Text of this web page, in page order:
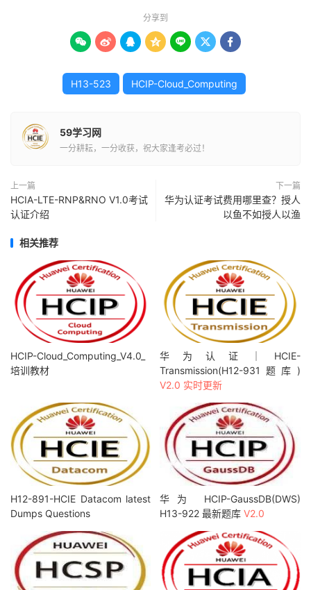
分享到
      
H13-523 HCIP-Cloud_Computing
59学习网
一分耕耘，一分收获，祝大家逢考必过！
上一篇
HCIA-LTE-RNP&RNO V1.0考试
认证介绍
下一篇
华为认证考试费用哪里查？授人
以鱼不如授人以渔
相关推荐
HCIP-Cloud_Computing_V4.0_
培训教材
华为认证｜HCIE-
Transmission(H12-931题库)
V2.0 实时更新
H12-891-HCIE Datacom latest
Dumps Questions
华为 HCIP-GaussDB(DWS)
H13-922 最新题库V2.0